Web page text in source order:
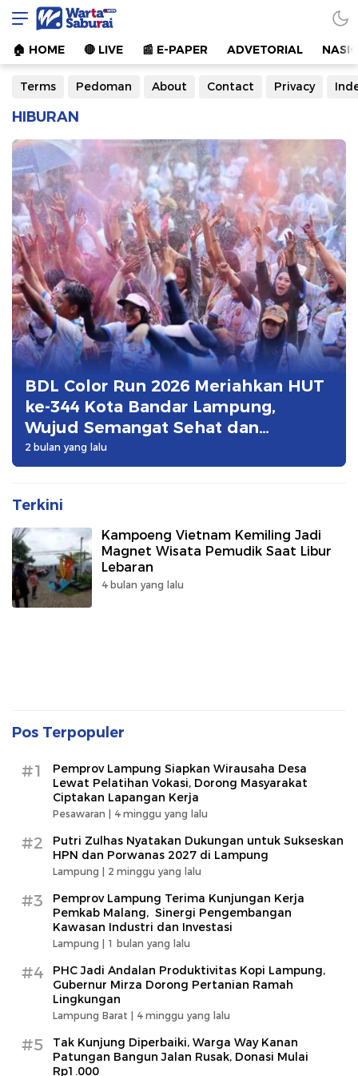
Warta Saburai
Sumber Informasi Terkini
🏠︎ HOME 🔴 LIVE 📰 E-PAPER ADVETORIAL
Terms Pedoman About Contact Privacy
HIBURAN
BDL Color Run 2026 Meriahkan HUT
ke-344 Kota Bandar Lampung,
Wujud Semangat Sehat dan
Kebersamaan
2 bulan yang lalu
Terkini
Kampoeng Vietnam Kemiling Jadi
Magnet Wisata Pemudik Saat Libur
Lebaran
4 bulan yang lalu
Pos Terpopuler
#1
Pemprov Lampung Siapkan Wirausaha Desa
Lewat Pelatihan Vokasi, Dorong Masyarakat
Ciptakan Lapangan Kerja
Pesawaran | 4 minggu yang lalu
#2
Putri Zulhas Nyatakan Dukungan untuk Sukseskan
HPN dan Porwanas 2027 di Lampung
Lampung | 2 minggu yang lalu
#3
Pemprov Lampung Terima Kunjungan Kerja
Pemkab Malang, Sinergi Pengembangan
Kawasan Industri dan Investasi
Lampung | 1 bulan yang lalu
#4
PHC Jadi Andalan Produktivitas Kopi Lampung,
Gubernur Mirza Dorong Pertanian Ramah
Lingkungan
Lampung Barat | 4 minggu yang lalu
#5
Tak Kunjung Diperbaiki, Warga Way Kanan
Patungan Bangun Jalan Rusak, Donasi Mulai
Rp1.000